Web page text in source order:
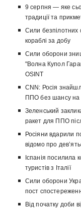
9 серпня — яке
традиції та
Сили безпілотних
кораблі за добу
Сили оборони
"Волна Купол
OSINT
CNN: Росія
ППО без шансу на
Зеленський
ракет для ППО
Росіяни вдарили
відомо про
Іспанія посилила
туристів з Італії
Сили оборони
пост
Від початку доби